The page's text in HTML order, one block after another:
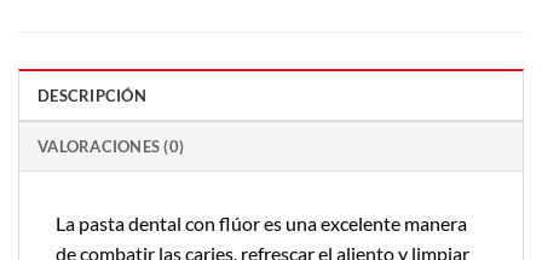
DESCRIPCIÓN
VALORACIONES (0)
La pasta dental con flúor es una excelente manera
de combatir las caries, refrescar el aliento y limpiar